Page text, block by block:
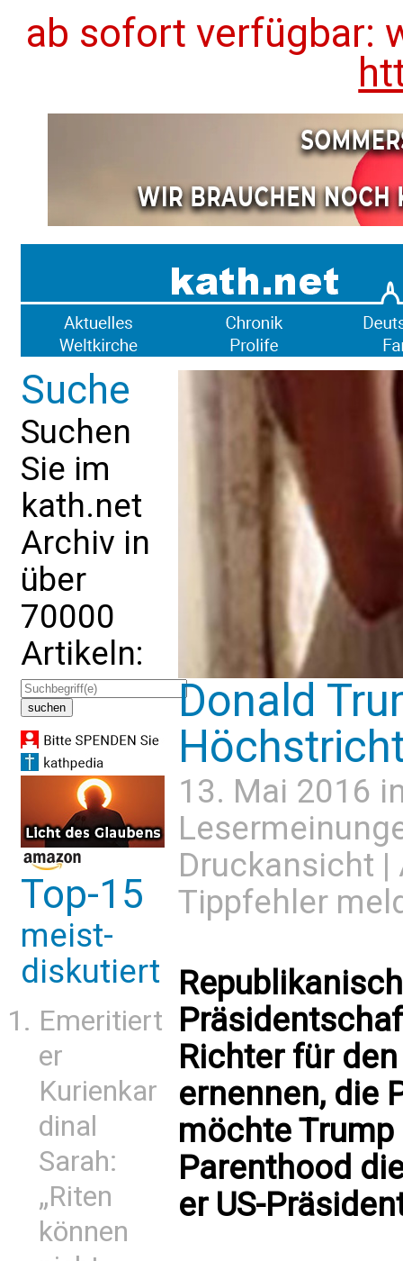
ab sofort verfügbar:
Suche
Suchen
Sie im
kath.net
Archiv in
über
70000
Artikeln:
Top-15
meist-
diskutiert
Emeritiert
er
Kurienkar
dinal
Sarah:
„Riten
können
Donald
13. Mai 2016
Druckansicht |
Tippfehler
Richter für
ernennen, die
möchte Trump
Parenthood
er US-